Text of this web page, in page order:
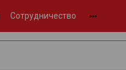
Сотрудничество